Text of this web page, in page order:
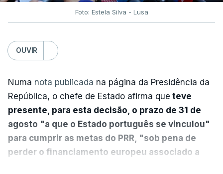
Foto: Estela Silva - Lusa
OUVIR
Numa nota publicada na página da Presidência da
República, o chefe de Estado afirma que teve
presente, para esta decisão, o prazo de 31 de
agosto "a que o Estado português se vinculou"
para cumprir as metas do PRR, "sob pena de
perder o financiamento europeu associado a